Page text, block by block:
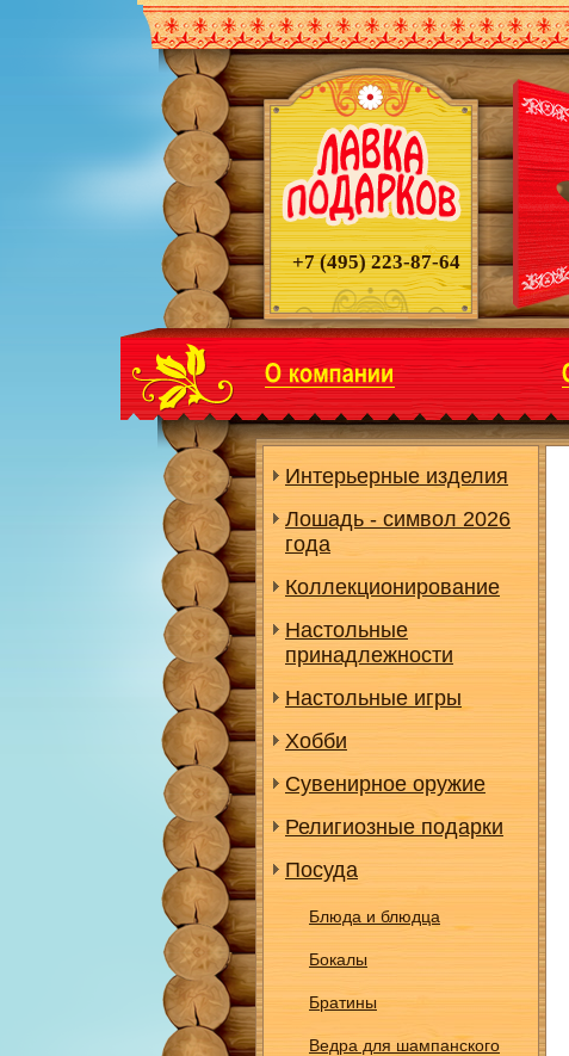
+7 (495) 223-87-64
Интерьерные изделия
Лошадь - символ 2026
года
Коллекционирование
Настольные
принадлежности
Настольные игры
Хобби
Сувенирное оружие
Религиозные подарки
Посуда
Блюда и блюдца
Бокалы
Братины
Ведра для шампанского